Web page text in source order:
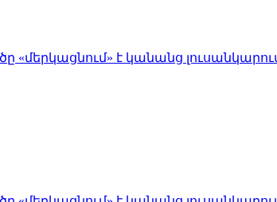
«մերկացնում» է կանանց